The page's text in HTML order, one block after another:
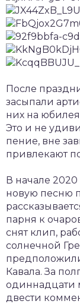
После
засыпали
них на
Это и не
пение, вне
привлекают
В начале
новую песню
парня к
снят клип,
солнечной
Кавала. За
одиннадцати
двести